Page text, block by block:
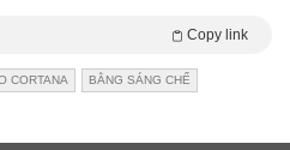
Copy link
CORTANA BẰNG SÁNG CHẾ